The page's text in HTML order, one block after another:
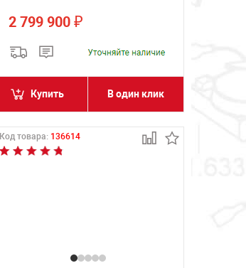
2 799 900₽
Купить В один клик
Код товара: 136614